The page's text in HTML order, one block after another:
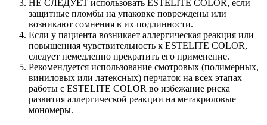
НЕ СЛЕДУЕТ использовать ESTELITE COLOR, если
защитные пломбы на упаковке повреждены или
возникают сомнения в их подлинности.
Если у пациента возникает аллергическая реакция или
повышенная чувствительность к ESTELITE COLOR,
следует немедленно прекратить его применение.
Рекомендуется использование смотровых (полимерных,
виниловых или латексных) перчаток на всех этапах
работы с ESTELITE COLOR во избежание риска
развития аллергической реакции на метакриловые
мономеры.